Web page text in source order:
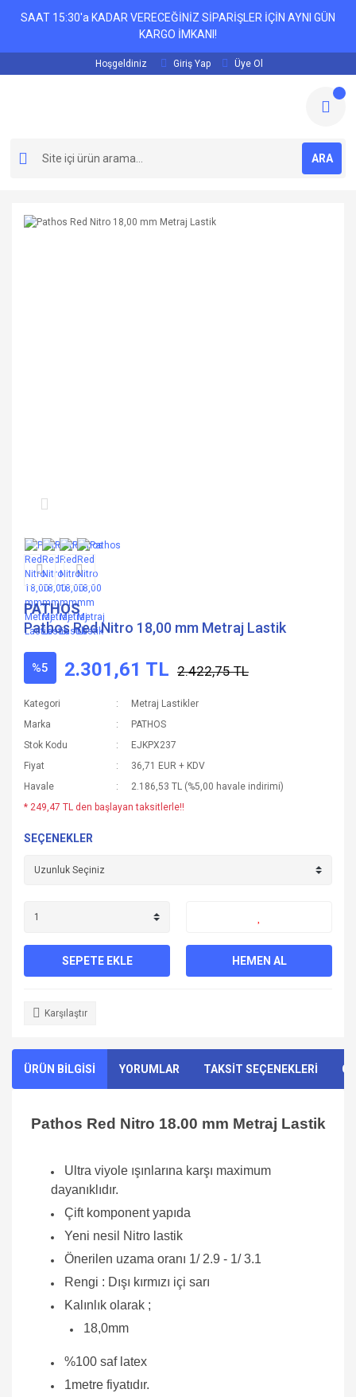
SAAT 15:30'a KADAR VERECEĞİNİZ SİPARİŞLER İÇİN AYNI GÜN
KARGO İMKANI!
Hoşgeldiniz Giriş Yap Üye Ol
ARA
PATHOS
Pathos Red Nitro 18,00 mm Metraj Lastik
%5 2.301,61 TL 2.422,75 TL
Kategori
Metraj Lastikler
Marka
PATHOS
Stok Kodu
EJKPX237
Fiyat
36,71 EUR + KDV
Havale
2.186,53 TL (%5,00 havale indirimi)
* 249,47 TL den başlayan taksitlerle!!
SEÇENEKLER
SEPETE EKLE HEMEN AL
Karşılaştır
ÜRÜN BİLGİSİ YORUMLAR TAKSİT SEÇENEKLERİ
Pathos Red Nitro 18.00 mm Metraj Lastik
Ultra viyole ışınlarına karşı maximum
dayanıklıdır.
Çift komponent yapıda
Yeni nesil Nitro lastik
Önerilen uzama oranı 1/ 2.9 - 1/ 3.1
Rengi : Dışı kırmızı içi sarı
Kalınlık olarak ;
18,0mm
%100 saf latex
1metre fiyatıdır.